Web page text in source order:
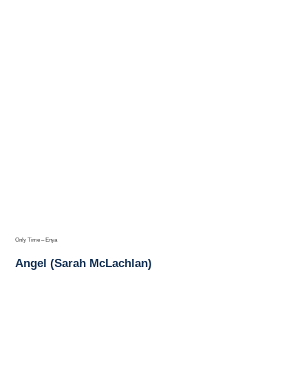
Only Time – Enya
Angel (Sarah McLachlan)